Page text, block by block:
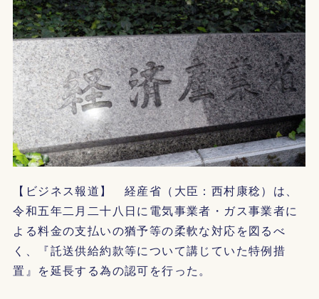
【ビジネス報道】 経産省（大臣：西村康稔）は、
令和五年二月二十八日に電気事業者・ガス事業者に
よる料金の支払いの猶予等の柔軟な対応を図るべ
く、『託送供給約款等について講じていた特例措
置』を延長する為の認可を行った。